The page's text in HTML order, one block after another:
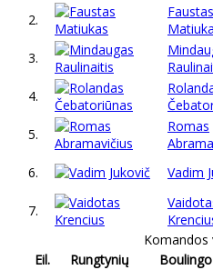
2.
Faustas
3.
4.
5.
Romas
6.
Vadim
7.
Komandos
Eil.
Rungtynių
Boulingo